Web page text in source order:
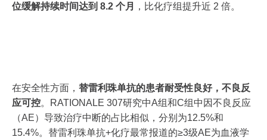
位缓解持续时间达到 8.2 个月
，比化疗组提升近 2 倍。
在安全性方面， 替雷利珠单抗的患者耐受性良好，不良反
应可控。RATIONALE 307研究中A组和C组中因不良反应
（AE）导致治疗中断的占比相似，分别为12.5%和
15.4%。替雷利珠单抗+化疗最常报道的≥3级AE为血液学